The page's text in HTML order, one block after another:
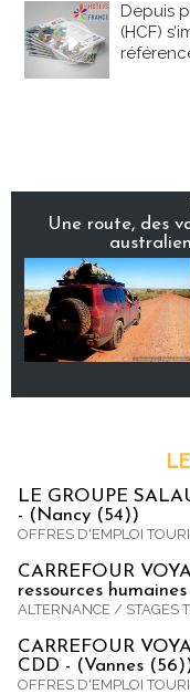
Depuis
(HCF)
Une route, des
LE GROUPE
- (Nancy (54))
OFFRES D'EMPLOI
CARREFOUR
ressources
ALTERNANCE / STAGES
CARREFOUR
CDD - (Vannes
OFFRES D'EMPLOI